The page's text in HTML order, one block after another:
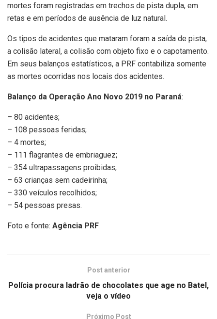
mortes foram registradas em trechos de pista dupla, em
retas e em períodos de ausência de luz natural.
Os tipos de acidentes que mataram foram a saída de pista,
a colisão lateral, a colisão com objeto fixo e o capotamento.
Em seus balanços estatísticos, a PRF contabiliza somente
as mortes ocorridas nos locais dos acidentes.
Balanço da Operação Ano Novo 2019 no Paraná:
– 80 acidentes;
– 108 pessoas feridas;
– 4 mortes;
– 111 flagrantes de embriaguez;
– 354 ultrapassagens proibidas;
– 63 crianças sem cadeirinha;
– 330 veículos recolhidos;
– 54 pessoas presas.
Foto e fonte: Agência PRF
Post anterior
Polícia procura ladrão de chocolates que age no Batel,
veja o vídeo
Próximo Post